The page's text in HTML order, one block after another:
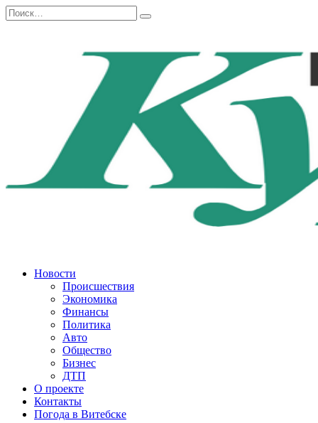
Перейти
к
Search
for:
Новости
Происшествия
Экономика
Финансы
Политика
Авто
Общество
Бизнес
ДТП
О проекте
Контакты
Погода в Витебске